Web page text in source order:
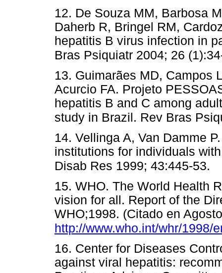
12. De Souza MM, Barbosa
Daherb R, Bringel RM,
hepatitis B virus infection in
Bras Psiquiatr 2004; 26
13. Guimarães MD, Campos
Acurcio FA. Projeto
hepatitis B and C among
study in Brazil. Rev Bras
14. Vellinga A, Van Damme
institutions for individuals
Disab Res 1999; 43:445-53.
15. WHO. The World Health
vision for all. Report of the
WHO;1998. (Citado en
http://www.who.int/whr/1998/
16. Center for Diseases
against viral hepatitis: